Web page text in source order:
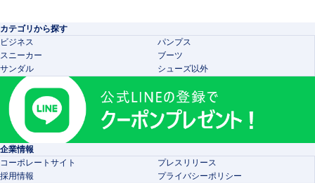
カテゴリから探す
ビジネス
パンプス
スニーカー
ブーツ
サンダル
シューズ以外
企業情報
コーポレートサイト
プレスリリース
採用情報
プライバシーポリシー